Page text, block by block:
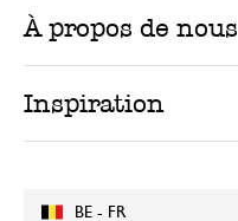
BE - FR
À propos de nous
Inspiration